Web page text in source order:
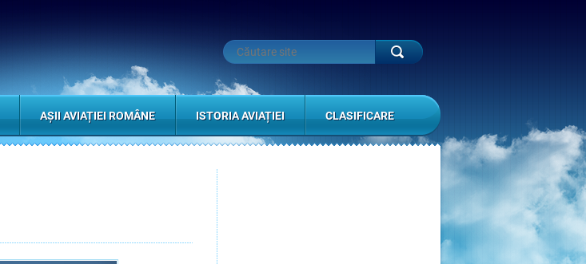
AȘII AVIAȚIEI ROMÂNE ISTORIA AVIAȚIEI CLASIFICARE